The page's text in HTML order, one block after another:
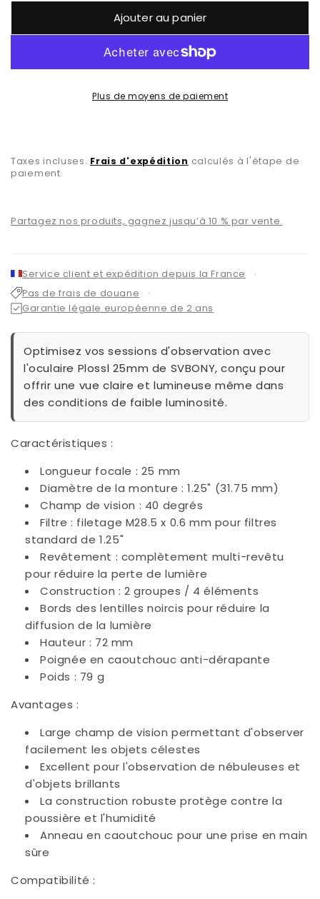
Taxes incluses. Frais d'expédition calculés à l'étape de
paiement.
Partagez nos produits, gagnez jusqu’à 10 % par vente.
Ajouter au panier
Plus de moyens de paiement
Service client et expédition depuis la France
Pas de frais de douane
Garantie légale européenne de 2 ans
Optimisez vos sessions d'observation avec
l'oculaire Plossl 25mm de SVBONY, conçu pour
offrir une vue claire et lumineuse même dans
des conditions de faible luminosité.
Caractéristiques :
Longueur focale : 25 mm
Diamètre de la monture : 1.25" (31.75 mm)
Champ de vision : 40 degrés
Filtre : filetage M28.5 x 0.6 mm pour filtres
standard de 1.25"
Revêtement : complètement multi-revêtu
pour réduire la perte de lumière
Construction : 2 groupes / 4 éléments
Bords des lentilles noircis pour réduire la
diffusion de la lumière
Hauteur : 72 mm
Poignée en caoutchouc anti-dérapante
Poids : 79 g
Avantages :
Large champ de vision permettant d'observer
facilement les objets célestes
Excellent pour l'observation de nébuleuses et
d'objets brillants
La construction robuste protège contre la
poussière et l'humidité
Anneau en caoutchouc pour une prise en main
sûre
Compatibilité :